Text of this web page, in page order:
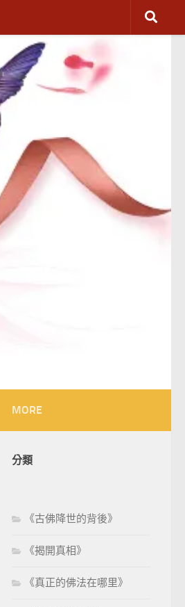
MORE
分類
《古佛降世的背後》
《揭開真相》
《真正的佛法在哪里》